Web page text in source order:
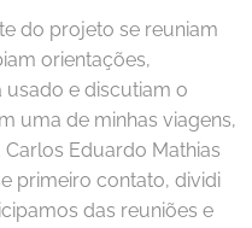
do projeto se reuniam
orientações,
e discutiam o
uma de minhas viagens,
Eduardo Mathias
primeiro contato, dividi
das reuniões e